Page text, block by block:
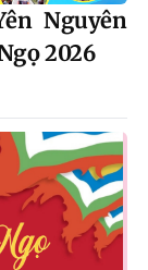
Nguyên
2026